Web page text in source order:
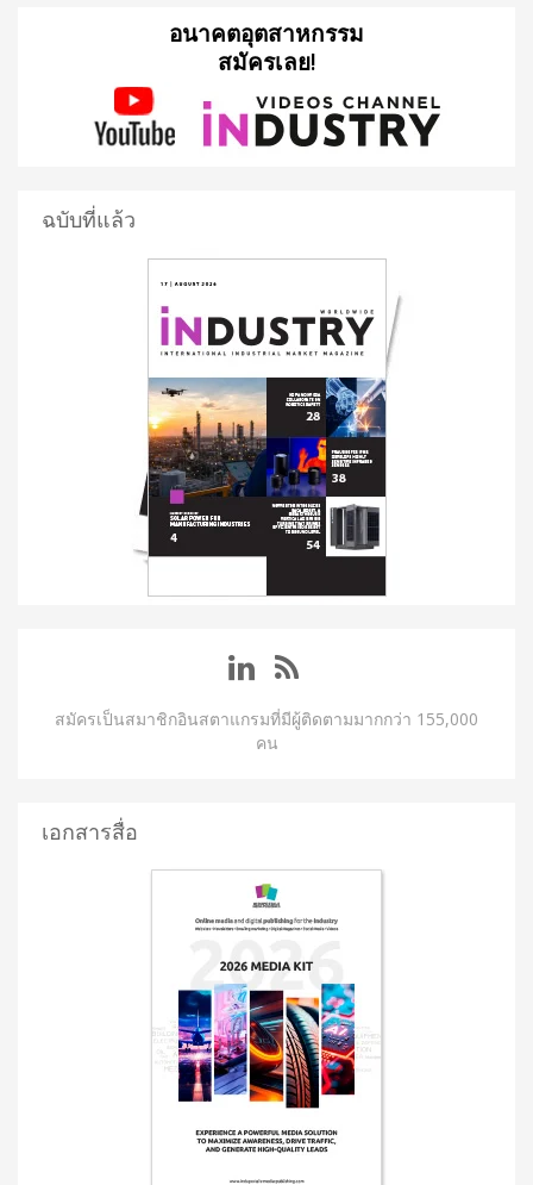
อนาคตอุตสาหกรรม
สมัครเลย!
ฉบับที่แล้ว
สมัครเป็นสมาชิกอินสตาแกรมที่มีผู้ติดตามมากกว่า 155,000
คน
เอกสารสื่อ